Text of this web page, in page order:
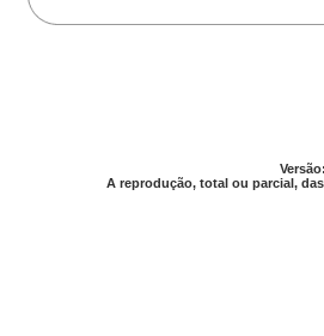
A reprodução, total ou parcial,